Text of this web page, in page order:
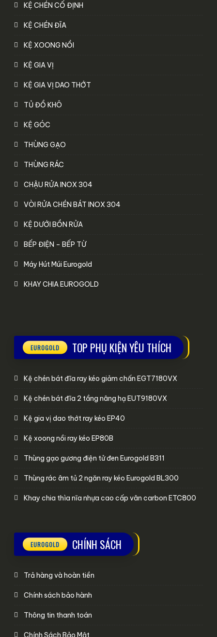
KỆ CHÉN CỐ ĐỊNH
KỆ CHÉN ĐĨA
KỆ XOONG NỒI
KỆ GIA VỊ
KỆ GIA VỊ DAO THỚT
TỦ ĐỒ KHÔ
KỆ GÓC
THÙNG GẠO
THÙNG RÁC
CHẬU RỬA INOX 304
VÒI RỬA CHÉN BÁT INOX 304
KỆ DƯỚI BỒN RỬA
BẾP ĐIỆN – BẾP TỪ
Máy Hút Múi Eurogold
KHAY CHIA EUROGOLD
TOP PHỤ KIỆN YÊU THÍCH
Kệ chén bát đĩa ray kéo giảm chấn EGT7180VX
Kệ chén bát đĩa 2 tầng nâng hạ EUT9180VX
Kệ gia vị dao thớt ray kéo EP40
Kệ xoong nồi ray kéo EP80B
Thùng gạo gương điện tử đen Eurogold B311
Thùng rác âm tủ 2 ngăn ray kéo Eurogold BL300
Khay chia thìa nĩa nhựa cao cấp vân carbon ETC800
CHÍNH SÁCH
Trả hàng và hoàn tiền
Chính sách bảo hành
Thông tin thanh toán
Chính Sách Bảo Mật